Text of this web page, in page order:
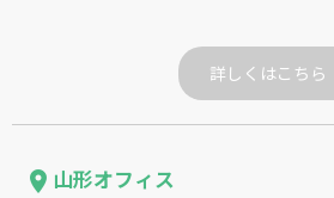
詳しくはこちら
place 山形オフィス